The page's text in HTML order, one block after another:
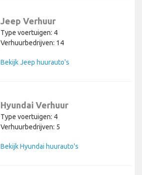
Jeep Verhuur
Type voertuigen: 4
Verhuurbedrijven: 14
Bekijk Jeep huurauto's
Hyundai Verhuur
Type voertuigen: 4
Verhuurbedrijven: 5
Bekijk Hyundai huurauto's